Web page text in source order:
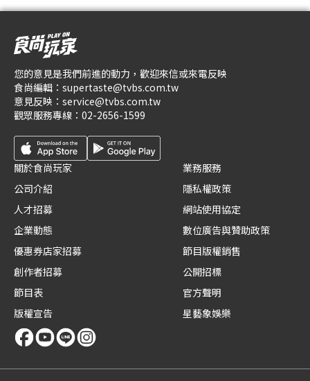
您的意見是我們前進的動力，歡迎來信或來電反映
食尚編輯： supertaste@tvbs.com.tw
意見反映： service@tvbs.com.tw
觀眾服務專線： 02-2656-1599
關於食尚玩家
公司介紹
人才招募
企業動態
優惠券店家招募
創作者招募
節目表
版權宣告
業務服務
隱私權政策
網站使用協定
數位廣告與贊助政策
節目版權銷售
公開招標
官方聲明
星藝象娛樂